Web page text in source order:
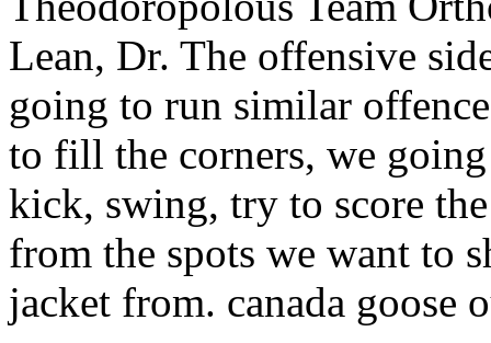
Lean, Dr. The offensive
going to run similar
to fill the corners, we
kick, swing, try to score
from the spots we want to
jacket from. canada goose